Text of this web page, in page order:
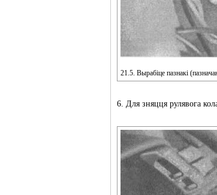
21.5. Вырабіце пазнакі
6. Для зняцця рулявога